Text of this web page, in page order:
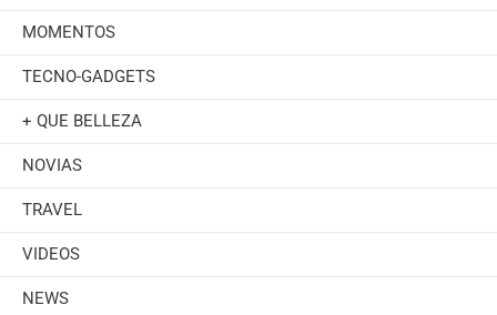
MOMENTOS
TECNO-GADGETS
+ QUE BELLEZA
NOVIAS
TRAVEL
VIDEOS
NEWS